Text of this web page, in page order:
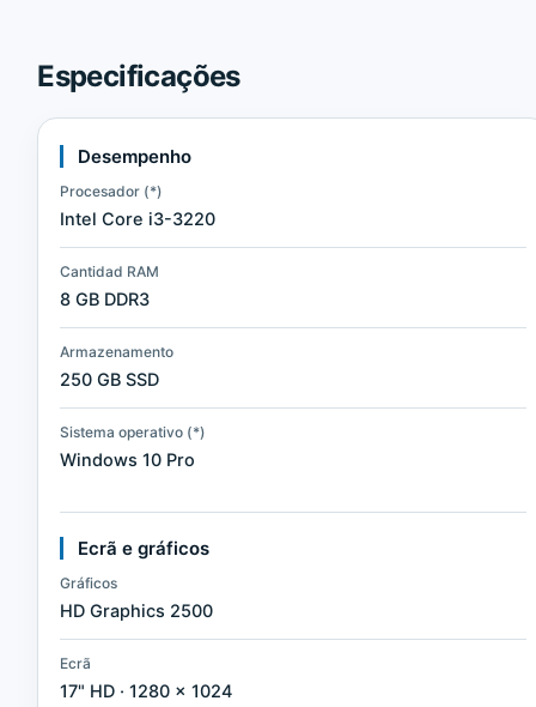
Especificações
Desempenho
Procesador (*)
Intel Core i3-3220
Cantidad RAM
8 GB DDR3
Armazenamento
250 GB SSD
Sistema operativo (*)
Windows 10 Pro
Ecrã e gráficos
Gráficos
HD Graphics 2500
Ecrã
17" HD · 1280 × 1024